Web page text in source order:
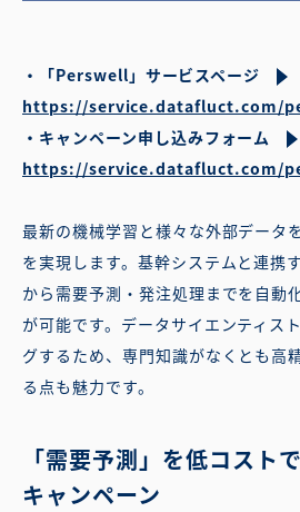
・「Perswell」サービスページ
https://service.datafluct.com/
・キャンペーン申し込みフォーム
https://service.datafluct.com/
最新の機械学習と様々な外部データ
を実現します。基幹システムと連携
から需要予測・発注処理までを自動
が可能です。データサイエンティス
グするため、専門知識がなくとも高
る点も魅力です。
「需要予測」を低コスト
キャンペーン